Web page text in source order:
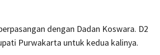
dengan Dadan Koswara. D2
Purwakarta untuk kedua kalinya.